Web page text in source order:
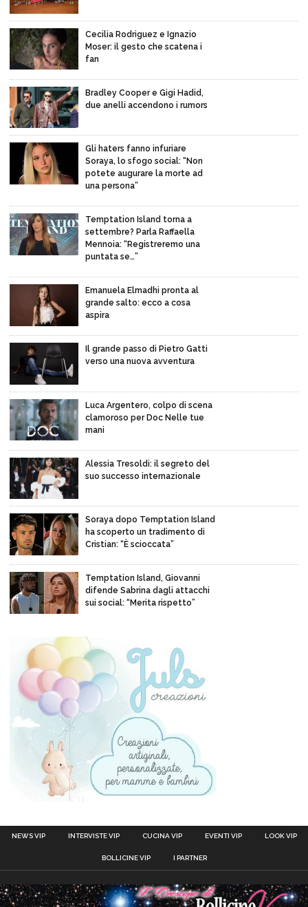
Cecilia Rodriguez e Ignazio
Moser: il gesto che scatena i
fan
Bradley Cooper e Gigi Hadid,
due anelli accendono i rumors
Gli haters fanno infuriare
Soraya, lo sfogo social: “Non
potete augurare la morte ad
una persona”
Temptation Island torna a
settembre? Parla Raffaella
Mennoia: “Registreremo una
puntata se…”
Emanuela Elmadhi pronta al
grande salto: ecco a cosa
aspira
Il grande passo di Pietro Gatti
verso una nuova avventura
Luca Argentero, colpo di scena
clamoroso per Doc Nelle tue
mani
Alessia Tresoldi: il segreto del
suo successo internazionale
Soraya dopo Temptation Island
ha scoperto un tradimento di
Cristian: “È scioccata”
Temptation Island, Giovanni
difende Sabrina dagli attacchi
sui social: “Merita rispetto”
NEWS VIP INTERVISTE VIP CUCINA VIP EVENTI VIP LOOK VIP
BOLLICINE VIP I PARTNER